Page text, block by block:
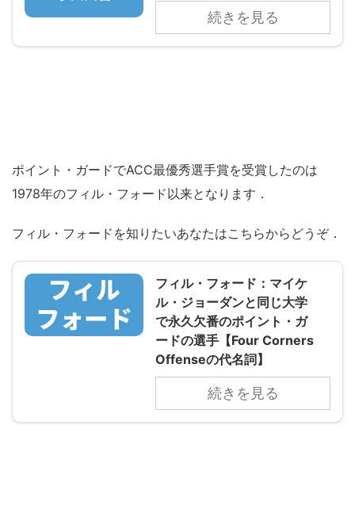
続きを見る
ポイント・ガードでACC最優秀選手賞を受賞したのは
1978年のフィル・フォード以来となります．
フィル・フォードを知りたいあなたはこちらからどうぞ．
フィル・フォード：マイケ
ル・ジョーダンと同じ大学
で永久欠番のポイント・ガ
ードの選手【Four Corners
Offenseの代名詞】
続きを見る